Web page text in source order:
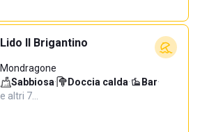
Lido Il Brigantino
Mondragone
Sabbiosa· Doccia calda· Bar·
e altri 7…